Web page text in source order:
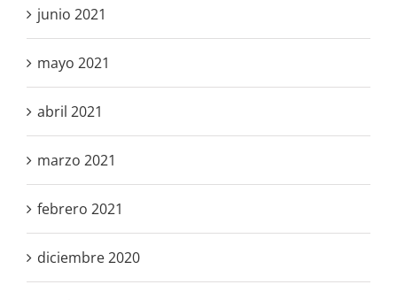
junio 2021
mayo 2021
abril 2021
marzo 2021
febrero 2021
diciembre 2020